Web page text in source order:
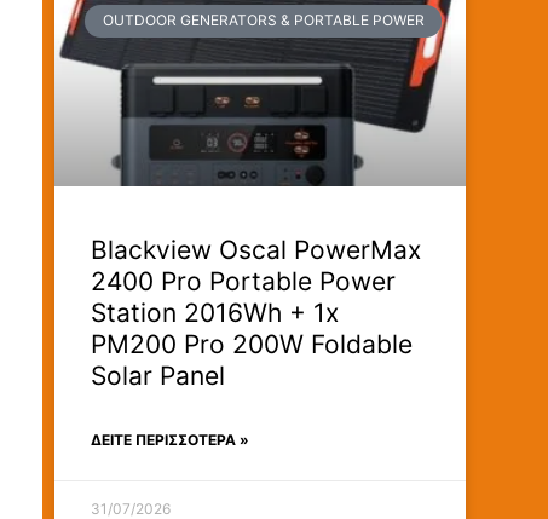
OUTDOOR GENERATORS & PORTABLE POWER
Blackview Oscal PowerMax
2400 Pro Portable Power
Station 2016Wh + 1x
PM200 Pro 200W Foldable
Solar Panel
ΔΕΊΤΕ ΠΕΡΙΣΣΟΤΕΡΑ »
31/07/2026